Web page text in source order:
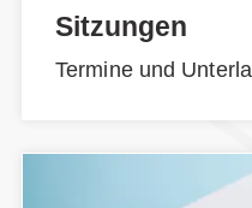
Sitzungen
Termine und